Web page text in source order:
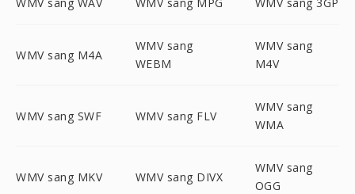
WMV sang M4A
WMV sang
WEBM
WMV sang
M4V
WMV sang SWF WMV sang FLV
WMV sang
WMA
WMV sang MKV WMV sang DIVX
WMV sang
OGG